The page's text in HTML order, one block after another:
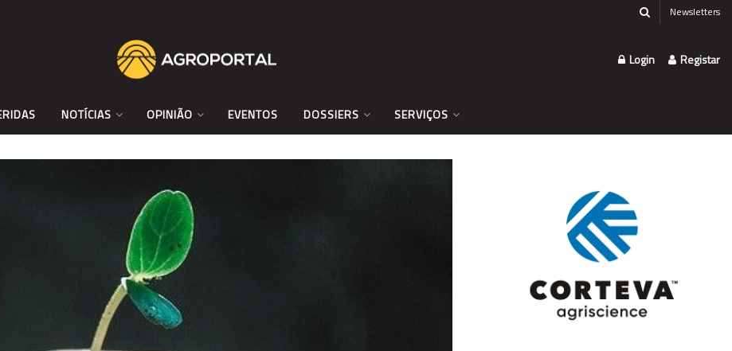
Newsletters
Login Registar
NOTÍCIAS OPINIÃO EVENTOS DOSSIERS SERVIÇOS